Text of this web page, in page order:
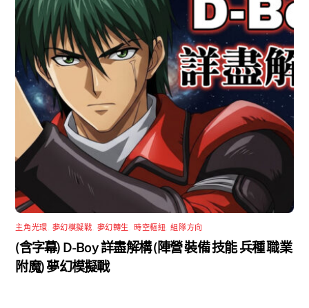
主角光環 夢幻模擬戰 夢幻轉生 ,時空樞紐 ,組隊方向
(含字幕) D-Boy 詳盡解構 (陣營 裝備 技能 兵種 職業
附魔) 夢幻模擬戰